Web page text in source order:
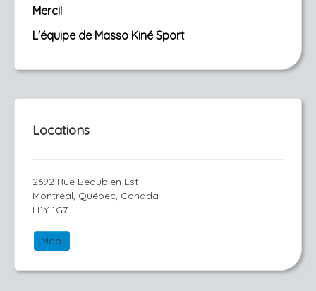
Merci!
L'équipe de Masso Kiné Sport
Locations
2692 Rue Beaubien Est
Montréal, Québec, Canada
H1Y 1G7
Map